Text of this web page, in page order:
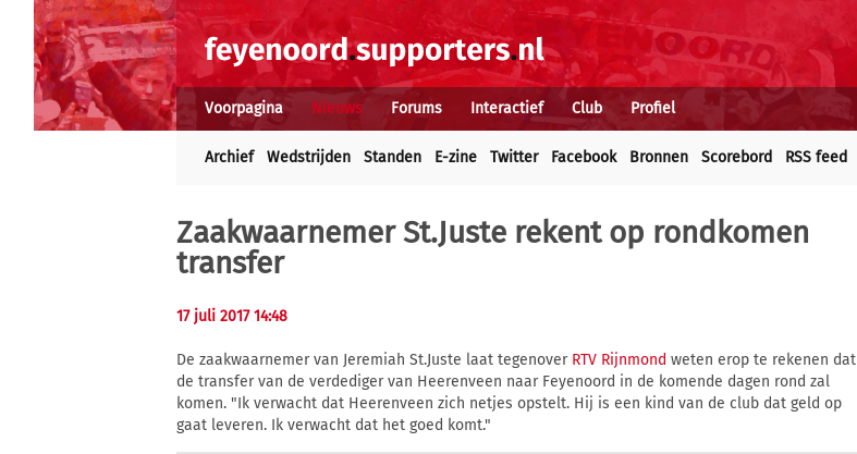
Voorpagina Nieuws Forums Interactief Club Profiel
Archief Wedstrijden Standen E-zine Twitter Facebook Bronnen Scorebord RSS feed
Zaakwaarnemer St.Juste rekent op rondkomen
transfer
17 juli 2017 14:48
De zaakwaarnemer van Jeremiah St.Juste laat tegenover RTV Rijnmond weten erop te rekenen dat
de transfer van de verdediger van Heerenveen naar Feyenoord in de komende dagen rond zal
komen. "Ik verwacht dat Heerenveen zich netjes opstelt. Hij is een kind van de club dat geld op
gaat leveren. Ik verwacht dat het goed komt."